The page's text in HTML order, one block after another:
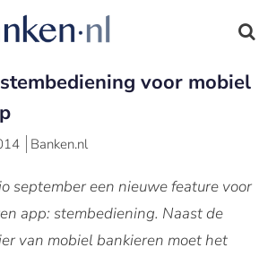
voor mobiel
Banken.nl
september een nieuwe feature voor
app: stembediening. Naast de
van mobiel bankieren moet het